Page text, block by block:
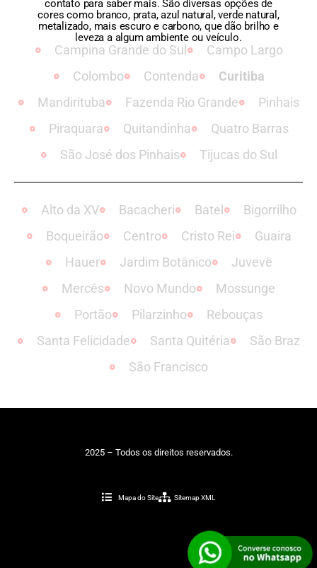
contato para saber mais. São diversas opções de
cores como branco, prata, azul natural, verde natural,
metalizado, mais escuro e carbono, que dão brilho e
leveza a algum ambiente ou veículo.
Campina Grande do Sul
Campo Largo
Colombo
Contenda
Curitiba
Mandirituba
Fazenda Rio Grande
Pinhais
Piraquara
Quitandinha
Quatro Barras
São José dos Pinhais
Tijucas do Sul
Alto da XV Bacacheri Batel
Bigorrilho
Boqueirão
Centro Cristo Rei
Guaira
Hauer
Jardim Botânico
Juvevê
Mercês
Novo Mundo
Mossunge
Portão
Pilarzinho
Rebouças
Santa Felicidade
Santa Quitéria
São Braz
São Francisco
2025 – Todos os direitos reservados.
Mapa do Site Sitemap XML